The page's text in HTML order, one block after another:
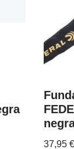
37,95 €